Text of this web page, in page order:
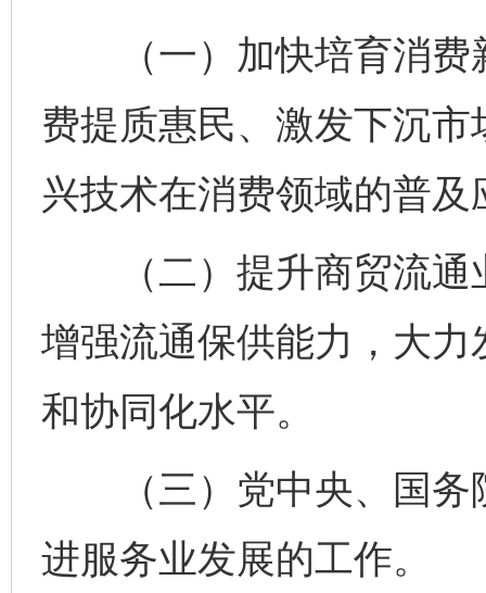
（一）加快培育消费
费提质惠民、激发下沉
兴技术在消费领域的普
（二）提升商贸流通
增强流通保供能力，大
和协同化水平。
（三）党中央、国务
进服务业发展的工作。